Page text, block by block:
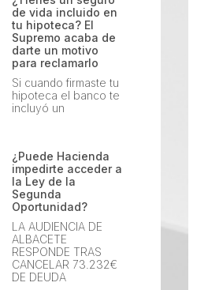
de vida incluido en
tu hipoteca? El
Supremo acaba de
darte un motivo
para reclamarlo
Si cuando firmaste tu
hipoteca el banco te
incluyó un
¿Puede Hacienda
impedirte acceder a
la Ley de la
Segunda
Oportunidad?
LA AUDIENCIA DE
ALBACETE
RESPONDE TRAS
CANCELAR 73.232€
DE DEUDA